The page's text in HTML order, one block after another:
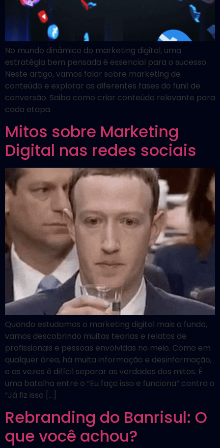
No mundo dinâmico do marketing digital, uma
estratégia bem pensada é essencial para o sucesso.
Neste artigo, vamos falar sobre marketing de
conteúdo e explorar as diferentes fases do funil de
conversão. Saiba como criar conteúdo relevante para
cada etapa.
Mitos sobre Marketing
Digital nas redes sociais
Quando estudamos o marketing digital mais a fundo,
vamos descobrindo muitas teorias e relatos de
profissionais e pessoas envolvidas no meio. Como em
qualquer área, há muita informação e desinformação,
e as vezes é difícil separar as verdades dos mitos. É
uma batalha entre o “Eu faço isso e funciona” contra o
“Já fiz isso […]
Rebranding do Banrisul: O
que você achou?